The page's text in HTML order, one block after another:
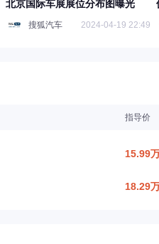
北京国际车展展位分布图曝光
搜狐汽车 2024-04-19 22:49
指导价
15.99
18.29